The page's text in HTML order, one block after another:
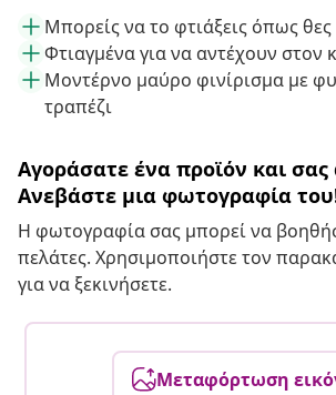
Μπορείς να το φτιάξεις όπως θες
Φτιαγμένα για να αντέχουν στον
Μοντέρνο μαύρο φινίρισμα με
τραπέζι
Αγοράσατε ένα προϊόν και σας
Ανεβάστε μια φωτογραφία
Η φωτογραφία σας μπορεί να
πελάτες. Χρησιμοποιήστε τον
για να ξεκινήσετε.
Μεταφόρτωση